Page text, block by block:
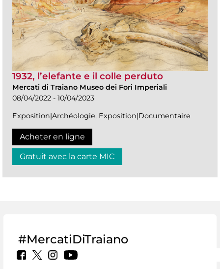
1932, l’elefante e il colle perduto
Mercati di Traiano Museo dei Fori Imperiali
08/04/2022 - 10/04/2023
Exposition|Archéologie, Exposition|Documentaire
Acheter en ligne
Gratuit avec la carte MIC
#MercatiDiTraiano